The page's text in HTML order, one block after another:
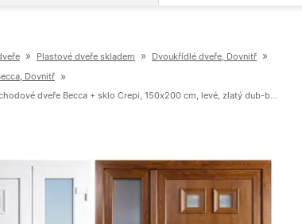
» Plastové dveře skladem » Dvoukřídlé dveře, Dovnitř »
Dovnitř »